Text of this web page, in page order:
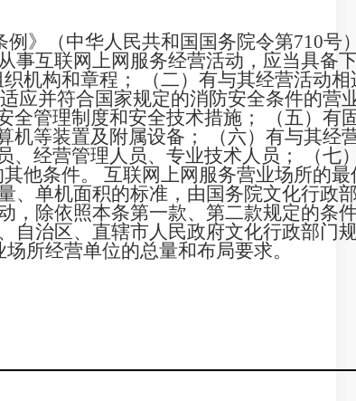
例》（中华人民共和国国务院令第710号
事互联网上网服务经营活动，应当具备
织机构和章程； （二）有与其经营活动
应并符合国家规定的消防安全条件的营
全管理制度和安全技术措施； （五）有
机等装置及附属设备； （六）有与其经
、经营管理人员、专业技术人员； （七
他条件。 互联网上网服务营业场所的最
、单机面积的标准，由国务院文化行政
，除依照本条第一款、第二款规定的条
自治区、直辖市人民政府文化行政部门
所经营单位的总量和布局要求。